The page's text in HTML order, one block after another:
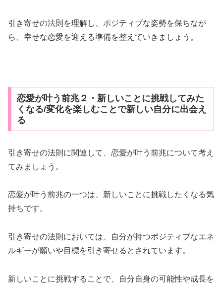
引き寄せの法則を理解し、ポジティブな姿勢を保ちなが
ら、幸せな恋愛を迎える準備を整えていきましょう。
恋愛が叶う前兆２・新しいことに挑戦してみた
くなる/変化を楽しむことで新しい自分に出会え
る
引き寄せの法則に関連して、恋愛が叶う前兆について考え
てみましょう。
恋愛が叶う前兆の一つは、新しいことに挑戦したくなる気
持ちです。
引き寄せの法則においては、自分が持つポジティブなエネ
ルギーが願いや目標を引き寄せるとされています。
新しいことに挑戦することで、自分自身の可能性や成長を